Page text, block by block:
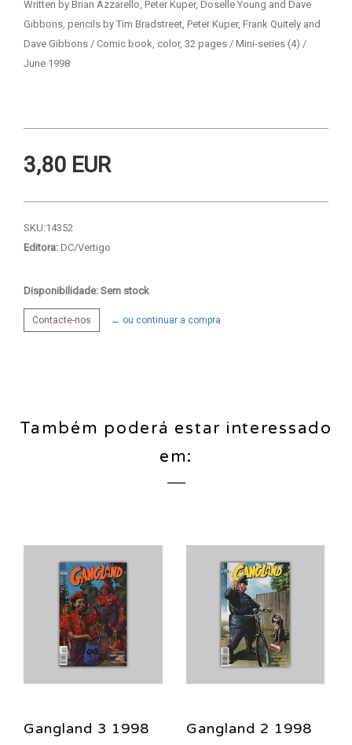
Written by Brian Azzarello, Peter Kuper, Doselle Young and Dave
Gibbons, pencils by Tim Bradstreet, Peter Kuper, Frank Quitely and
Dave Gibbons / Comic book, color, 32 pages / Mini-series (4) /
June 1998
3,80 EUR
SKU:14352
Editora: DC/Vertigo
Disponibilidade: Sem stock
Contacte-nos ← ou continuar a compra
Também poderá estar interessado
em:
Gangland 3 1998
Gangland 2 1998